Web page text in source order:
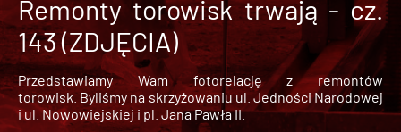
Remonty torowisk trwają - cz.
143 (ZDJĘCIA)
Przedstawiamy Wam fotorelację z remontów
torowisk. Byliśmy na skrzyżowaniu ul. Jedności Narodowej
i ul. Nowowiejskiej i pl. Jana Pawła II.